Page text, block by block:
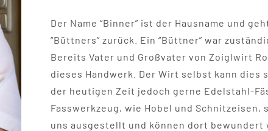
Der Name “Binner” ist der Hausname und
“Büttners” zurück. Ein “Büttner” war
Bereits Vater und Großvater von Zoiglwirt
dieses Handwerk. Der Wirt selbst kann dies
der heutigen Zeit jedoch gerne Edelstahl-
Fasswerkzeug, wie Hobel und Schnitzeisen,
uns ausgestellt und können dort bewundert